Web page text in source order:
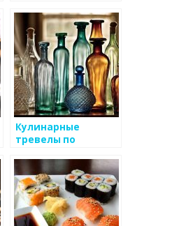
Японии
Кулинарные
тревелы по